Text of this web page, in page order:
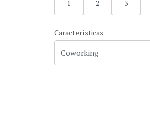
1 2 3
Características